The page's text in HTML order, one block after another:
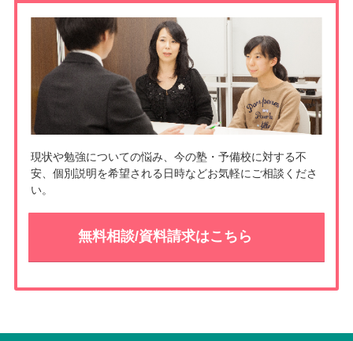
o
k
t
現状や勉強についての悩み、今の塾・予備校に対する不
安、個別説明を希望される日時などお気軽にご相談くださ
い。
無料相談/資料請求はこちら